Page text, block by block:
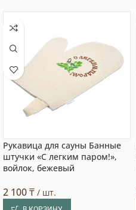
Рукавица для сауны Банные
штучки «С легким паром!»,
войлок, бежевый
2 100₸ / шт.